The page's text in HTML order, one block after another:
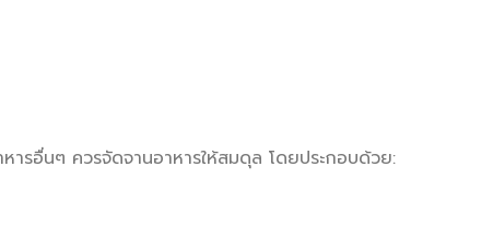
ารอื่นๆ ควรจัดจานอาหารให้สมดุล โดยประกอบด้วย: